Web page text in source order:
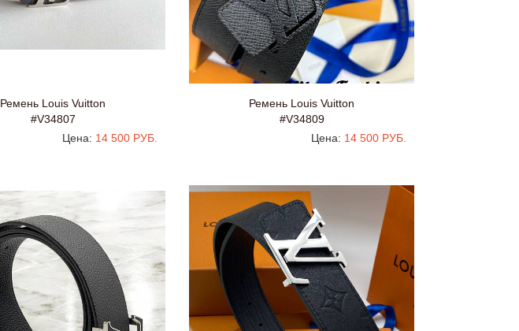
Ремень Louis Vuitton
#V34807
Цена: 14 500 РУБ.
Ремень Louis Vuitton
#V34809
Цена: 14 500 РУБ.